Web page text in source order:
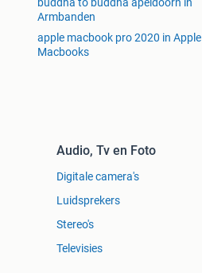
buddha to buddha apeldoorn in
Armbanden
apple macbook pro 2020 in Apple
Macbooks
Audio, Tv en Foto
Digitale camera's
Luidsprekers
Stereo's
Televisies